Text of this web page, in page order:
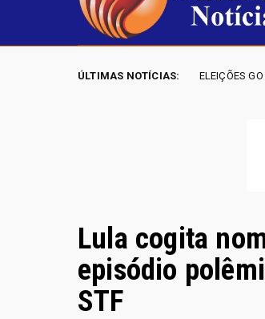
ÚLTIMAS NOTÍCIAS:
ELEIÇÕES GO 2026 - Joscilene Mangão
Lula cogita
episódio
STF